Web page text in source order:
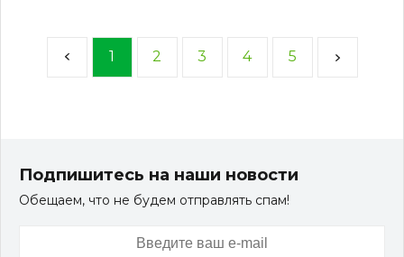
1 2 3 4 5
Подпишитесь на наши новости
Обещаем, что не будем отправлять спам!